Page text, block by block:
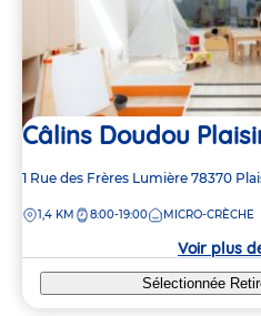
Câlins Doudou
Adresse
la
1 Rue des Frères Lumière 78370
DISTANCE
1,4 KM 8:00-19:00 MICRO-CRÈCHE
Voir plus
Sélectionnée